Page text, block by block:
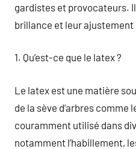
gardistes et provocateurs.
brillance et leur ajustement
1. Qu’est-ce que le latex ?
Le latex est une matière
de la sève d’arbres comme
couramment utilisé dans
notamment l’habillement,